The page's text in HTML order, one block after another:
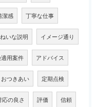
潔感 丁寧な仕事
いな説明 イメージ通り
用案件 アドバイス
つきあい 定期点検
応の良さ 評価 信頼